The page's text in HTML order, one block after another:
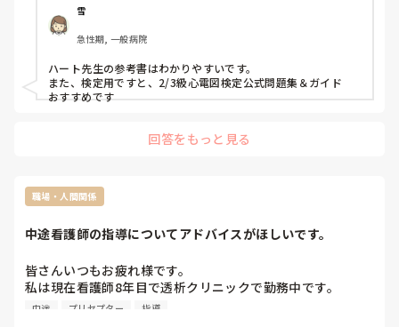
雪
急性期, 一般病院
ハート先生の参考書はわかりやすいです。
また、検定用ですと、2/3級心電図検定公式問題集＆ガイド
おすすめです
回答をもっと見る
職場・人間関係
中途看護師の指導についてアドバイスがほしいです。
皆さんいつもお疲れ様です。
私は現在看護師8年目で透析クリニックで勤務中です。
新しく10年目の中途看護師さんが入り、プリセプターとなり
中途 プリセプター 指導